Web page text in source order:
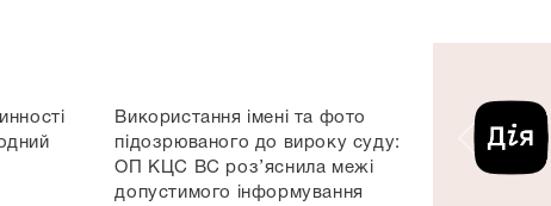
Використання імені та фото
підозрюваного до вироку суду:
ОП КЦС ВС роз’яснила межі
допустимого інформування
Попередній